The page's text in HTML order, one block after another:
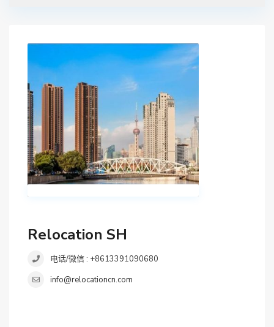
Relocation SH
电话/微信 : +8613391090680
info@relocationcn.com